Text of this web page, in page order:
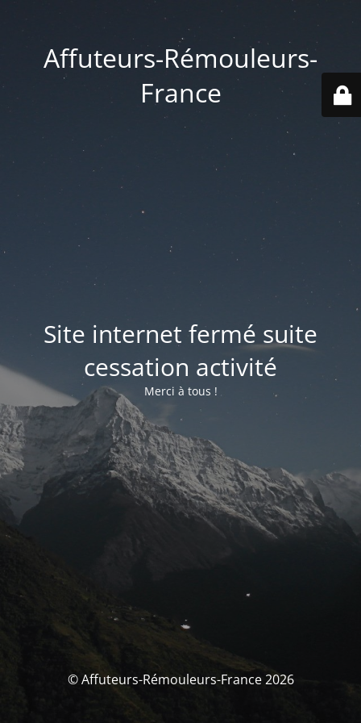
Affuteurs-Rémouleurs-
France
Site internet fermé suite
cessation activité
Merci à tous !
© Affuteurs-Rémouleurs-France 2026